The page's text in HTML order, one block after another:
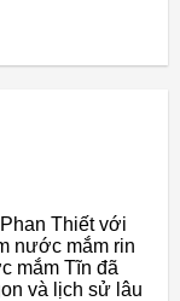
Thiết với
nước mắm rin
mắm Tĩn đã
và lịch sử lâu